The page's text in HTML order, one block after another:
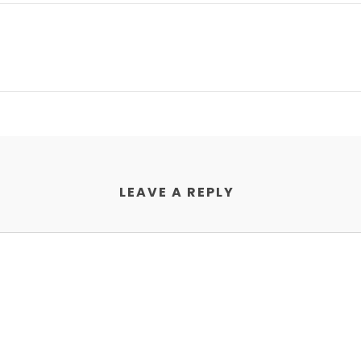
LEAVE A REPLY